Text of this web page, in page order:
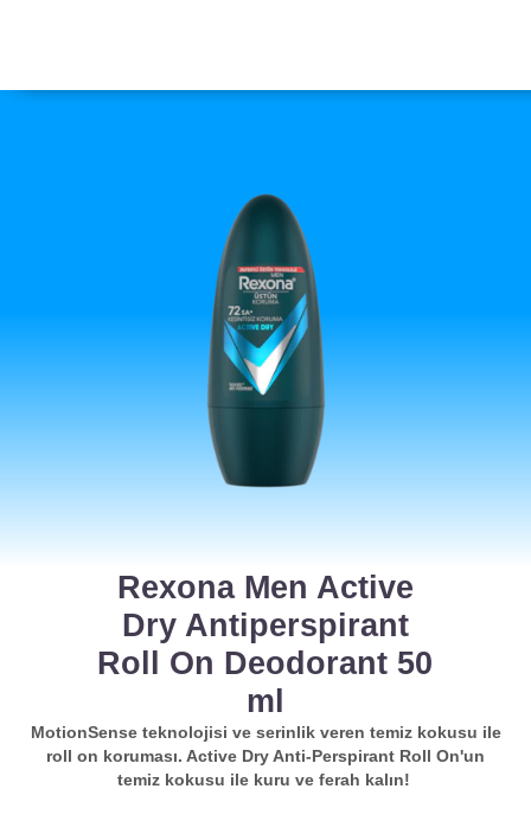
Rexona Men Active
Dry Antiperspirant
Roll On Deodorant 50
ml
MotionSense teknolojisi ve serinlik veren temiz kokusu ile
roll on koruması. Active Dry Anti-Perspirant Roll On'un
temiz kokusu ile kuru ve ferah kalın!